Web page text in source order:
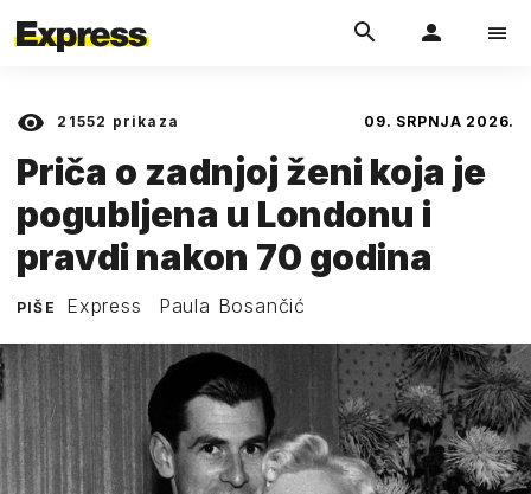
21552 prikaza 09. SRPNJA 2026.
Priča o zadnjoj ženi koja je
pogubljena u Londonu i
pravdi nakon 70 godina
PIŠE Express Paula Bosančić